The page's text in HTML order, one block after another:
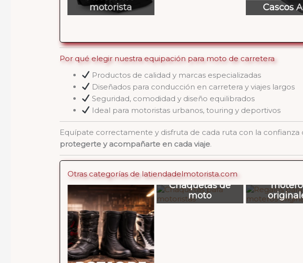
motorista
Cascos
Por qué elegir nuestra equipación para moto de carretera
Productos de calidad y marcas especializadas
Diseñados para conducción en carretera y viajes largos
Seguridad, comodidad y diseño equilibrados
Ideal para motoristas urbanos, touring y deportivos
Equípate correctamente y disfruta de cada ruta con la confianza
protegerte y acompañarte en cada viaje.
Otras categorías delatiendadelmotorista.com
Chaquetas de
moto
Regalos para
moteros
originales